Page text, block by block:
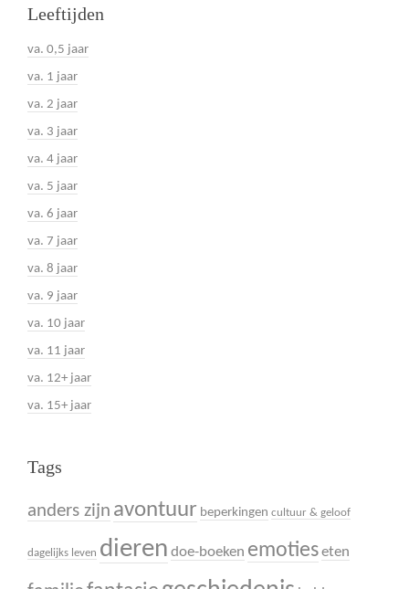
Leeftijden
va. 0,5 jaar
va. 1 jaar
va. 2 jaar
va. 3 jaar
va. 4 jaar
va. 5 jaar
va. 6 jaar
va. 7 jaar
va. 8 jaar
va. 9 jaar
va. 10 jaar
va. 11 jaar
va. 12+ jaar
va. 15+ jaar
Tags
anders zijn avontuur beperkingen cultuur & geloof
dagelijks leven dieren doe-boeken emotieseten